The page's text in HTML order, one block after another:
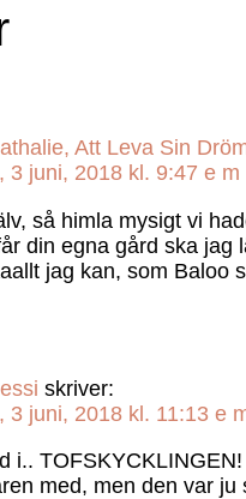
Att Leva Sin
3 juni, 2018 kl. 9:47 e m
så himla mysigt vi
din egna gård ska jag
jag kan, som Baloo
skriver:
3 juni, 2018 kl. 11:13 e
i..
med, men den var ju